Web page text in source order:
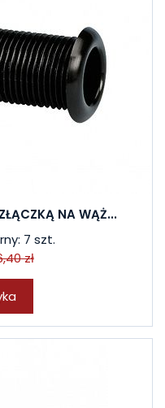
NA WĄŻ...
7 szt.
zł